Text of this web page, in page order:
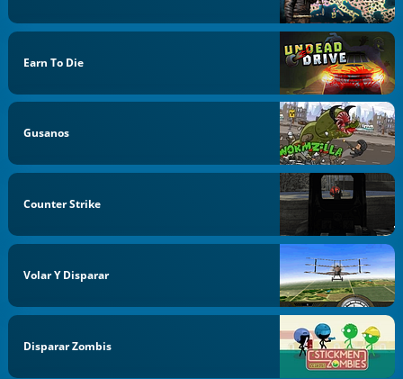
Earn To Die
Gusanos
Counter Strike
Volar Y Disparar
Disparar Zombis